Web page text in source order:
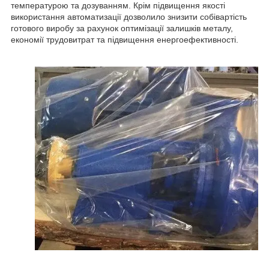
температурою та дозуванням. Крім підвищення якості
використання автоматизації дозволило знизити собівартість
готового виробу за рахунок оптимізації залишків металу,
економії трудовитрат та підвищення енергоефективності.